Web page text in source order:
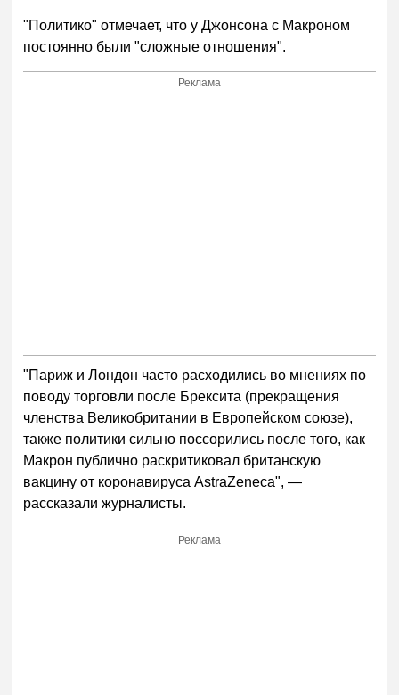
"Политико" отмечает, что у Джонсона с Макроном
постоянно были "сложные отношения".
Реклама
"Париж и Лондон часто расходились во мнениях по
поводу торговли после Брексита (прекращения
членства Великобритании в Европейском союзе),
также политики сильно поссорились после того, как
Макрон публично раскритиковал британскую
вакцину от коронавируса AstraZeneca", —
рассказали журналисты.
Реклама